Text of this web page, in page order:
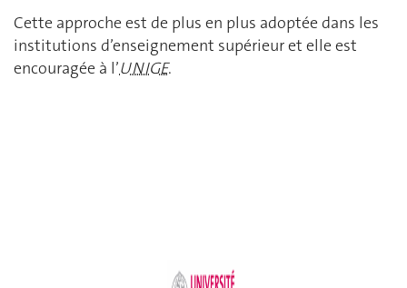
Cette approche est de plus en plus adoptée dans les
institutions d’enseignement supérieur et elle est
encouragée à l’UNIGE.